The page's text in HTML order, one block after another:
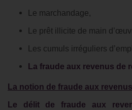
Le marchandage,
Le prêt illicite de main
Les cumuls irréguliers
La fraude aux revenus de
La notion de fraude aux
Le délit de fraude aux